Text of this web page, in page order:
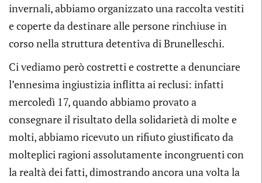
invernali, abbiamo organizzato una raccolta vestiti
e coperte da destinare alle persone rinchiuse in
corso nella struttura detentiva di Brunelleschi.
Ci vediamo però costretti e costrette a denunciare
l’ennesima ingiustizia inflitta ai reclusi: infatti
mercoledì 17, quando abbiamo provato a
consegnare il risultato della solidarietà di molte e
molti, abbiamo ricevuto un rifiuto giustificato da
molteplici ragioni assolutamente incongruenti con
la realtà dei fatti, dimostrando ancora una volta la